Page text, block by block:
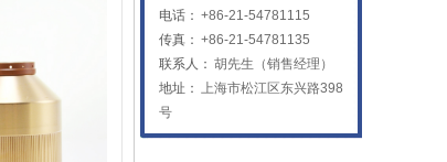
电话： +86-21-54781115
传真： +86-21-54781135
联系人： 胡先生（销售经理）
地址： 上海市松江区东兴路398
号